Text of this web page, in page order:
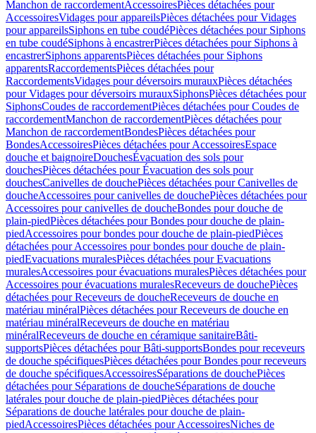
Manchon de raccordementAccessoiresPièces détachées pour
AccessoiresVidages pour appareilsPièces détachées pour Vidages
pour appareilsSiphons en tube coudéPièces détachées pour Siphons
en tube coudéSiphons à encastrerPièces détachées pour Siphons à
encastrerSiphons apparentsPièces détachées pour Siphons
apparentsRaccordementsPièces détachées pour
RaccordementsVidages pour déversoirs murauxPièces détachées
pour Vidages pour déversoirs murauxSiphonsPièces détachées pour
SiphonsCoudes de raccordementPièces détachées pour Coudes de
raccordementManchon de raccordementPièces détachées pour
Manchon de raccordementBondesPièces détachées pour
BondesAccessoiresPièces détachées pour AccessoiresEspace
douche et baignoireDouchesÉvacuation des sols pour
douchesPièces détachées pour Évacuation des sols pour
douchesCanivelles de douchePièces détachées pour Canivelles de
doucheAccessoires pour canivelles de douchePièces détachées pour
Accessoires pour canivelles de doucheBondes pour douche de
plain-piedPièces détachées pour Bondes pour douche de plain-
piedAccessoires pour bondes pour douche de plain-piedPièces
détachées pour Accessoires pour bondes pour douche de plain-
piedEvacuations muralesPièces détachées pour Evacuations
muralesAccessoires pour évacuations muralesPièces détachées pour
Accessoires pour évacuations muralesReceveurs de douchePièces
détachées pour Receveurs de doucheReceveurs de douche en
matériau minéralPièces détachées pour Receveurs de douche en
matériau minéralReceveurs de douche en matériau
minéralReceveurs de douche en céramique sanitaireBâti-
supportsPièces détachées pour Bâti-supportsBondes pour receveurs
de douche spécifiquesPièces détachées pour Bondes pour receveurs
de douche spécifiquesAccessoiresSéparations de douchePièces
détachées pour Séparations de doucheSéparations de douche
latérales pour douche de plain-piedPièces détachées pour
Séparations de douche latérales pour douche de plain-
piedAccessoiresPièces détachées pour AccessoiresNiches de